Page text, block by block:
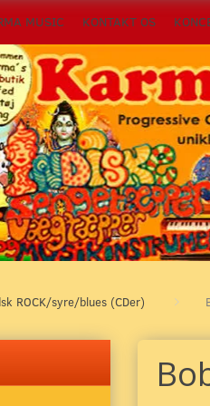
MUSIC KONTAKT OS
ROCK/syre/blues (CDer)